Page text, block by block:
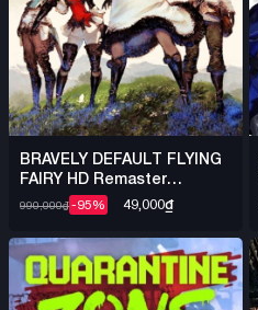
BRAVELY DEFAULT FLYING
FAIRY HD Remaster
DENUVO – Steam Offline
990,000₫-95% 49,000₫